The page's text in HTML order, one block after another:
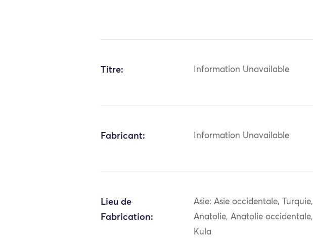
Titre: Information Unavailable
Fabricant: Information Unavailable
Lieu de
Fabrication:
Asie: Asie occidentale, Turquie,
Anatolie, Anatolie occidentale,
Kula